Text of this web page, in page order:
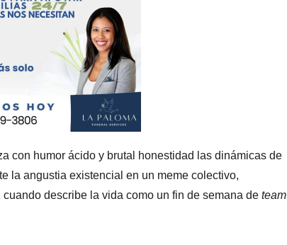
con humor ácido y brutal honestidad las dinámicas de
la angustia existencial en un meme colectivo,
describe la vida como un fin de semana deteam